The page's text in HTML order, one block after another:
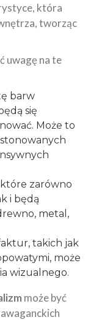
która
tworząc
uwagę na te
barw
się
Może to
stonowanych
które zarówno
i będą
metal,
takich jak
może
wizualnego.
może być